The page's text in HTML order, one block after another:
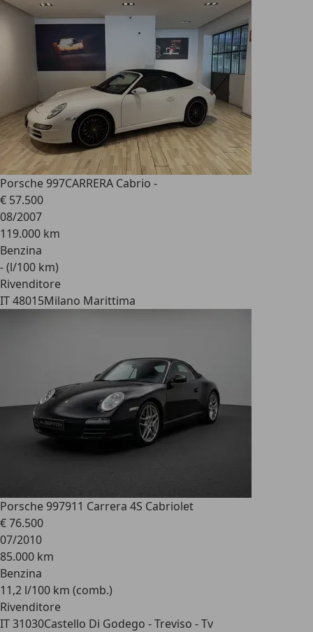
Porsche 997CARRERA Cabrio -
€ 57.500
08/2007
119.000 km
Benzina
- (l/100 km)
Rivenditore
IT 48015Milano Marittima
Porsche 997911 Carrera 4S Cabriolet
€ 76.500
07/2010
85.000 km
Benzina
11,2 l/100 km (comb.)
Rivenditore
IT 31030Castello Di Godego - Treviso - Tv